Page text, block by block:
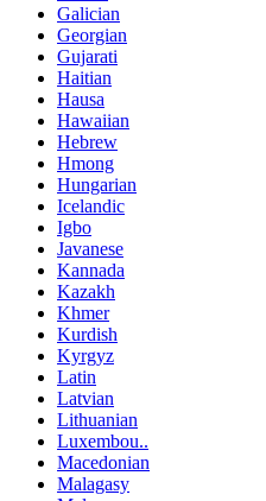
Galician
Georgian
Gujarati
Haitian
Hausa
Hawaiian
Hebrew
Hmong
Hungarian
Icelandic
Igbo
Javanese
Kannada
Kazakh
Khmer
Kurdish
Kyrgyz
Latin
Latvian
Lithuanian
Luxembou..
Macedonian
Malagasy